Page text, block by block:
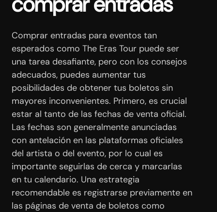
Comprar entradas para eventos tan
esperados como The Eras Tour puede ser
una tarea desafiante, pero con los consejos
adecuados, puedes aumentar tus
posibilidades de obtener tus boletos sin
mayores inconvenientes. Primero, es crucial
estar al tanto de las fechas de venta oficial.
Las fechas son generalmente anunciadas
con antelación en las plataformas oficiales
del artista o del evento, por lo cual es
importante seguirlas de cerca y marcarlas
en tu calendario. Una estrategia
recomendable es registrarse previamente en
las páginas de venta de boletos como